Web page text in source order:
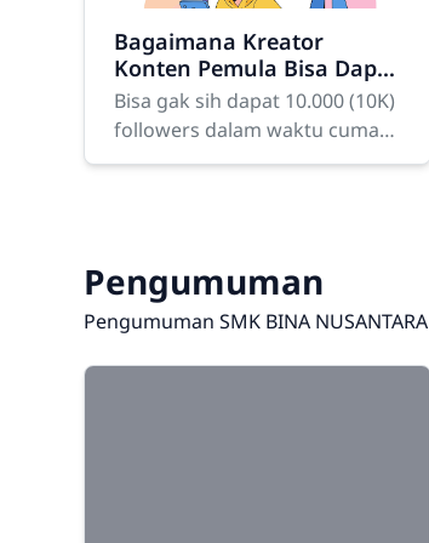
Bagaimana Kreator
Konten Pemula Bisa Dapat
10K Followers dalam
Sebulan
Bisa gak sih dapat 10.000 (10K)
followers dalam waktu cuma
30 hari? Bagi seorang pemula
Pengumuman
Pengumuman SMK BINA NUSANTARA